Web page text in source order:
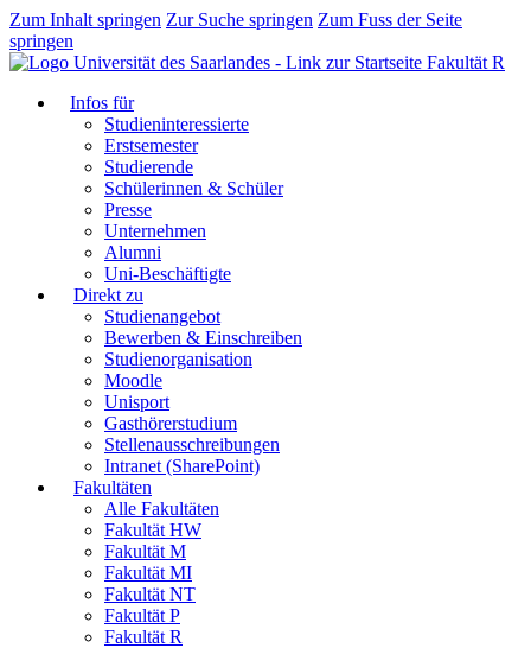
Zum Inhalt springen Zur Suche springen Zum Fuss der Seite
springen
Fakultät R
Infos für
Studieninteressierte
Erstsemester
Studierende
Schülerinnen & Schüler
Presse
Unternehmen
Alumni
Uni-Beschäftigte
Direkt zu
Studienangebot
Bewerben & Einschreiben
Studienorganisation
Moodle
Unisport
Gasthörerstudium
Stellenausschreibungen
Intranet (SharePoint)
Fakultäten
Alle Fakultäten
Fakultät HW
Fakultät M
Fakultät MI
Fakultät NT
Fakultät P
Fakultät R